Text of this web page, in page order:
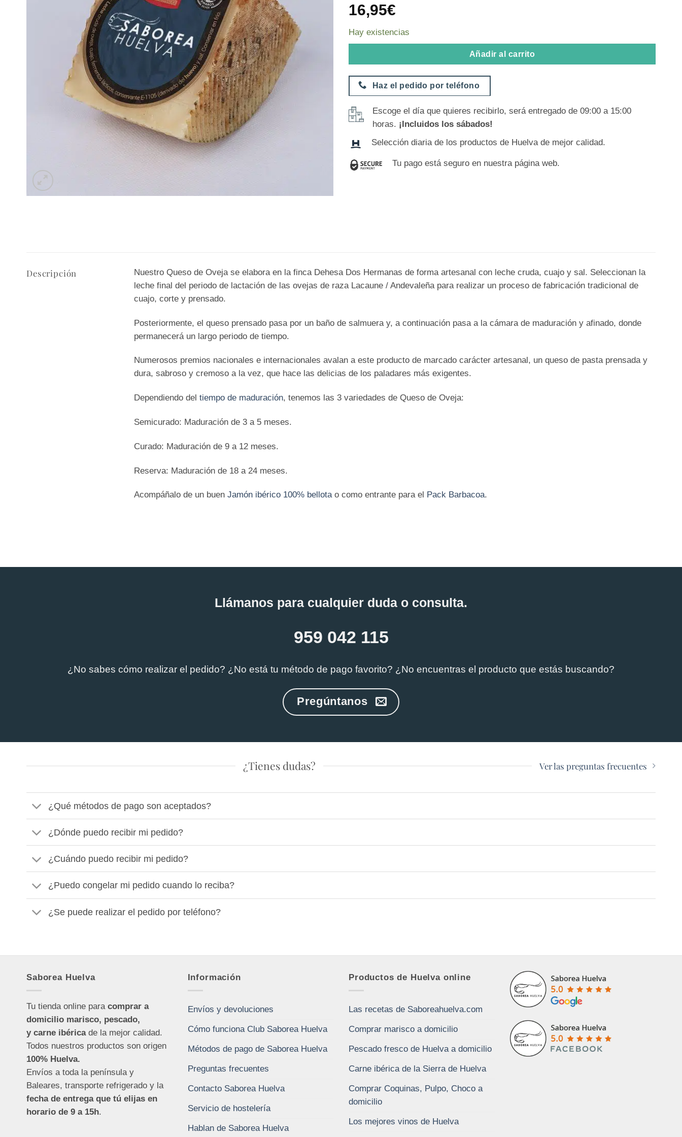
16,95€
Hay existencias
Añadir al carrito
Haz el pedido por teléfono
Escoge el día que quieres recibirlo, será entregado de 09:00 a 15:00
horas. ¡Incluidos los sábados!
Selección diaria de los productos de Huelva de mejor calidad.
Tu pago está seguro en nuestra página web.
Descripción
Nuestro Queso de Oveja se elabora en la finca Dehesa Dos Hermanas de forma artesanal con leche cruda, cuajo y sal. Seleccionan la
leche final del periodo de lactación de las ovejas de raza Lacaune / Andevaleña para realizar un proceso de fabricación tradicional de
cuajo, corte y prensado.
Posteriormente, el queso prensado pasa por un baño de salmuera y, a continuación pasa a la cámara de maduración y afinado, donde
permanecerá un largo periodo de tiempo.
Numerosos premios nacionales e internacionales avalan a este producto de marcado carácter artesanal, un queso de pasta prensada y
dura, sabroso y cremoso a la vez, que hace las delicias de los paladares más exigentes.
Dependiendo del tiempo de maduración, tenemos las 3 variedades de Queso de Oveja:
Semicurado: Maduración de 3 a 5 meses.
Curado: Maduración de 9 a 12 meses.
Reserva: Maduración de 18 a 24 meses.
Acompáñalo de un buen Jamón ibérico 100% bellotao como entrante para el Pack Barbacoa.
Llámanos para cualquier duda o consulta.
959 042 115
¿No sabes cómo realizar el pedido? ¿No está tu método de pago favorito? ¿No encuentras el producto que estás buscando?
Pregúntanos
¿Tienes dudas? Ver las preguntas frecuentes
¿Qué métodos de pago son aceptados?
¿Dónde puedo recibir mi pedido?
¿Cuándo puedo recibir mi pedido?
¿Puedo congelar mi pedido cuando lo reciba?
¿Se puede realizar el pedido por teléfono?
Saborea Huelva
Tu tienda online para comprar a
domicilio marisco, pescado,
y carne ibéricade la mejor calidad.
Todos nuestros productos son origen
100% Huelva.
Envíos a toda la península y
Baleares, transporte refrigerado y la
fecha de entrega que tú elijas en
horario de 9 a 15h.
Información
Envíos y devoluciones
Cómo funciona Club Saborea Huelva
Métodos de pago de Saborea Huelva
Preguntas frecuentes
Contacto Saborea Huelva
Servicio de hostelería
Hablan de Saborea Huelva
Productos de Huelva online
Las recetas de Saboreahuelva.com
Comprar marisco a domicilio
Pescado fresco de Huelva a domicilio
Carne ibérica de la Sierra de Huelva
Comprar Coquinas, Pulpo, Choco a
domicilio
Los mejores vinos de Huelva